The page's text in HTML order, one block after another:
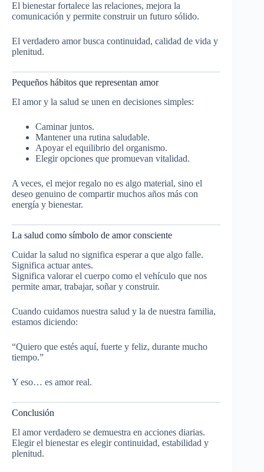
El bienestar fortalece las relaciones, mejora la
comunicación y permite construir un futuro sólido.
El verdadero amor busca continuidad, calidad de vida y
plenitud.
Pequeños hábitos que representan amor
El amor y la salud se unen en decisiones simples:
Caminar juntos.
Mantener una rutina saludable.
Apoyar el equilibrio del organismo.
Elegir opciones que promuevan vitalidad.
A veces, el mejor regalo no es algo material, sino el
deseo genuino de compartir muchos años más con
energía y bienestar.
La salud como símbolo de amor consciente
Cuidar la salud no significa esperar a que algo falle.
Significa actuar antes.
Significa valorar el cuerpo como el vehículo que nos
permite amar, trabajar, soñar y construir.
Cuando cuidamos nuestra salud y la de nuestra familia,
estamos diciendo:
“Quiero que estés aquí, fuerte y feliz, durante mucho
tiempo.”
Y eso… es amor real.
Conclusión
El amor verdadero se demuestra en acciones diarias.
Elegir el bienestar es elegir continuidad, estabilidad y
plenitud.